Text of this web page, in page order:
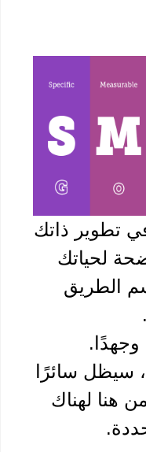
مما يشكل فارقًا كبيرًا في تطوير ذاتك
أن يكون لديك رؤية واضحة لحياتك
وأن تحدد أهدافك وترسم الطريق
فمن لا يعرف ماذا يريد، سيظل سائرًا
في الطرق تائهًا متنقلًا من هنا لهناك